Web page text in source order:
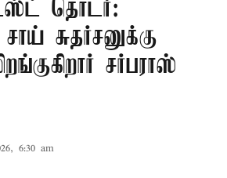
தொடர்:
சுதர்சனுக்கு
சர்பராஸ்
6:30 am